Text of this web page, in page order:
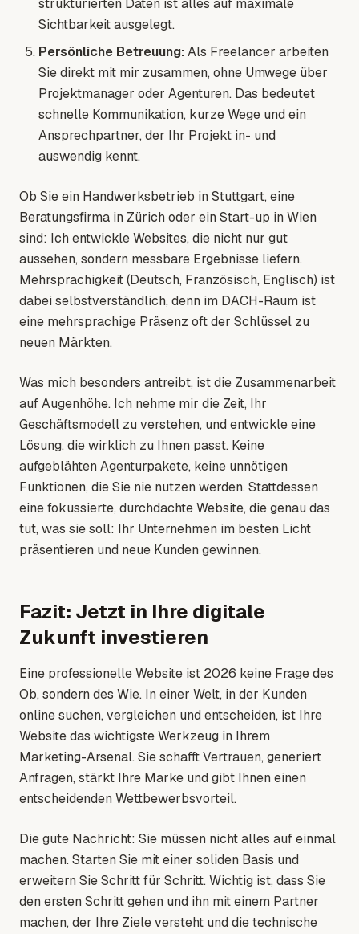
strukturierten Daten ist alles auf maximale
Sichtbarkeit ausgelegt.
Persönliche Betreuung:Als Freelancer arbeiten
Sie direkt mit mir zusammen, ohne Umwege über
Projektmanager oder Agenturen. Das bedeutet
schnelle Kommunikation, kurze Wege und ein
Ansprechpartner, der Ihr Projekt in- und
auswendig kennt.
Ob Sie ein Handwerksbetrieb in Stuttgart, eine
Beratungsfirma in Zürich oder ein Start-up in Wien
sind: Ich entwickle Websites, die nicht nur gut
aussehen, sondern messbare Ergebnisse liefern.
Mehrsprachigkeit (Deutsch, Französisch, Englisch) ist
dabei selbstverständlich, denn im DACH-Raum ist
eine mehrsprachige Präsenz oft der Schlüssel zu
neuen Märkten.
Was mich besonders antreibt, ist die Zusammenarbeit
auf Augenhöhe. Ich nehme mir die Zeit, Ihr
Geschäftsmodell zu verstehen, und entwickle eine
Lösung, die wirklich zu Ihnen passt. Keine
aufgeblähten Agenturpakete, keine unnötigen
Funktionen, die Sie nie nutzen werden. Stattdessen
eine fokussierte, durchdachte Website, die genau das
tut, was sie soll: Ihr Unternehmen im besten Licht
präsentieren und neue Kunden gewinnen.
Fazit: Jetzt in Ihre digitale
Zukunft investieren
Eine professionelle Website ist 2026 keine Frage des
Ob, sondern des Wie. In einer Welt, in der Kunden
online suchen, vergleichen und entscheiden, ist Ihre
Website das wichtigste Werkzeug in Ihrem
Marketing-Arsenal. Sie schafft Vertrauen, generiert
Anfragen, stärkt Ihre Marke und gibt Ihnen einen
entscheidenden Wettbewerbsvorteil.
Die gute Nachricht: Sie müssen nicht alles auf einmal
machen. Starten Sie mit einer soliden Basis und
erweitern Sie Schritt für Schritt. Wichtig ist, dass Sie
den ersten Schritt gehen und ihn mit einem Partner
machen, der Ihre Ziele versteht und die technische